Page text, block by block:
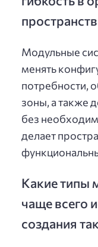
Модульные
менять
потребности,
зоны, а также
без
делает
Какие типы
чаще всего
создания